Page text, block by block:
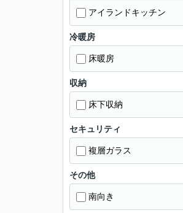
アイランドキッチン
冷暖房
床暖房
収納
床下収納
セキュリティ
複層ガラス
その他
南向き